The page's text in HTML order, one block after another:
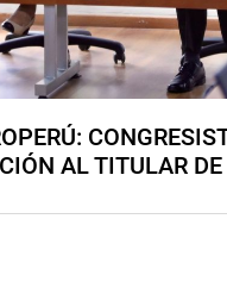
AL TITULAR